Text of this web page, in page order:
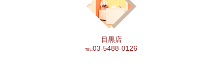
目黒店
TEL:03-5488-0126